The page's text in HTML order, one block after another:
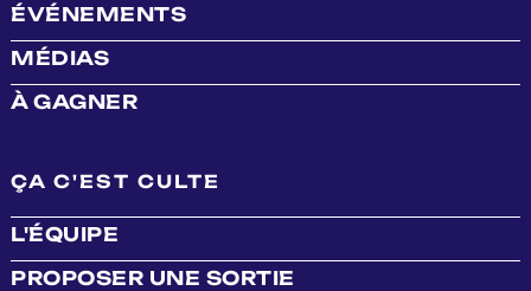
ÉVÉNEMENTS
MÉDIAS
À GAGNER
ÇA C'EST CULTE
L'ÉQUIPE
PROPOSER UNE SORTIE